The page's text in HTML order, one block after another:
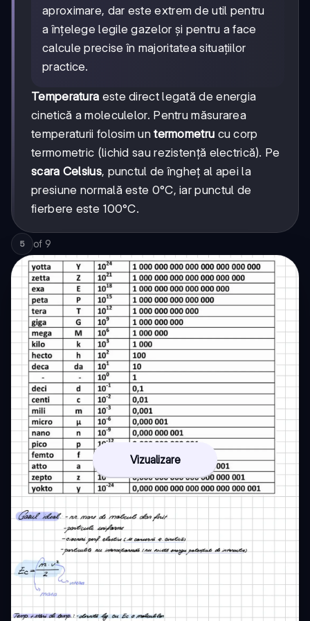
aproximare, dar este extrem de util pentru
a înțelege legile gazelor și pentru a face
calcule precise în majoritatea situațiilor
practice.
Temperatura este direct legată de energia
cinetică a moleculelor. Pentru măsurarea
temperaturii folosim untermometru cu corp
termometric (lichid sau rezistență electrică). Pe
scara Celsius, punctul de îngheț al apei la
presiune normală este 0°C, iar punctul de
fierbere este 100°C.
5 of 9
Vizualizare